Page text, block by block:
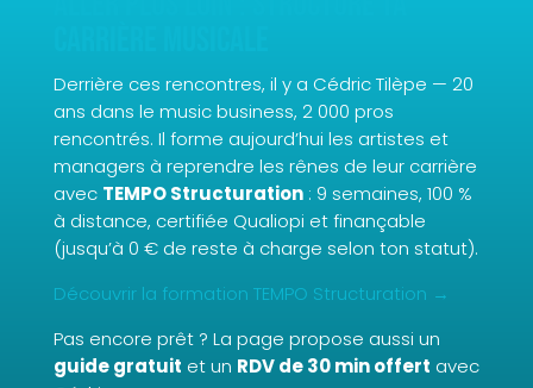
Derrière ces rencontres, il y a Cédric Tilèpe — 20
ans dans le music business, 2 000 pros
rencontrés. Il forme aujourd’hui les artistes et
managers à reprendre les rênes de leur carrière
avec TEMPO Structuration: 9 semaines, 100 %
à distance, certifiée Qualiopi et finançable
(jusqu’à 0 € de reste à charge selon ton statut).
Découvrir la formation TEMPO Structuration →
Pas encore prêt ? La page propose aussi un
guide gratuit et un RDV de 30 min offert avec